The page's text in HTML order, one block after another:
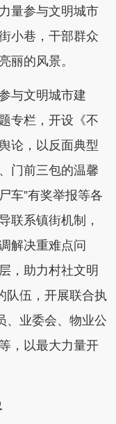
量参与文明城市
小巷，干部群众
丽的风景。
与文明城市建
专栏，开设《不
论，以反面典型
门前三包的温馨
车”有奖举报等各
联系镇街机制，
解决重难点问
，助力村社文明
队伍，开展联合执
、业委会、物业公
，以最大力量开